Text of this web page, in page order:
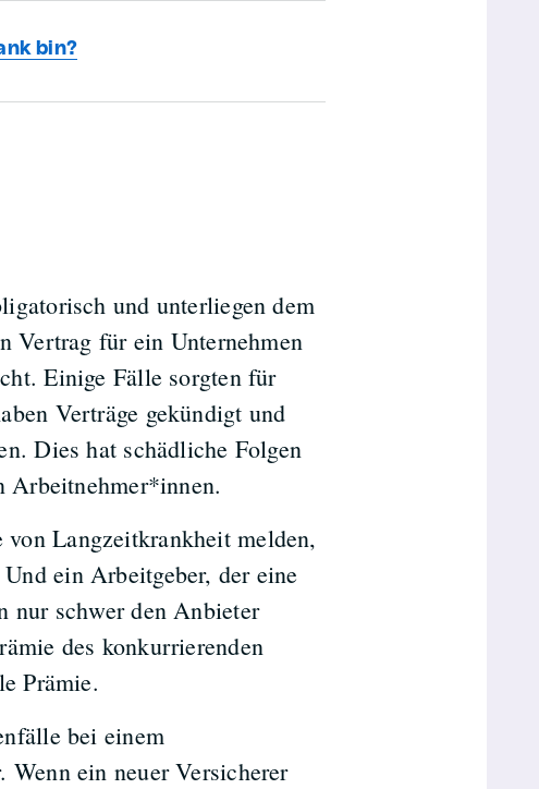
bin?
und unterliegen dem
Vertrag für ein Unternehmen
Einige Fälle sorgten für
Verträge gekündigt und
Dies hat schädliche Folgen
Arbeitnehmer*innen.
Langzeitkrankheit melden,
ein Arbeitgeber, der eine
nur schwer den Anbieter
des konkurrierenden
Prämie.
bei einem
ein neuer Versicherer